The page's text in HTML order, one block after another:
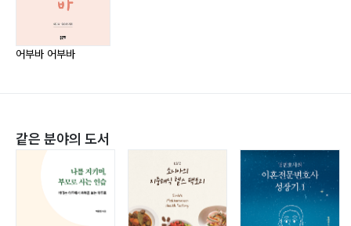
아빠는 내가 아빠를 아주 좋아하는 줄 안다… 157
아저씨 잘못했어요… 165
애기야!… 169
엄마 아파!… 193
엄마 힘들어… 202
엄마가 몇 번 말해?… 208
‘충북아동가족상담센터 센터장’
‘충주하늘마음교회 담임목사’
초점하고 있다. 작은 교회를 담임하면서 신학과 심리학의
영성적 만남을 관심하고 있으며, 인간의 의식 발달과 진화
에 초점 하며 통합적 영성을 지향하는 목회와 상담을 병행
어부바 어부바
같은 분야의 도서